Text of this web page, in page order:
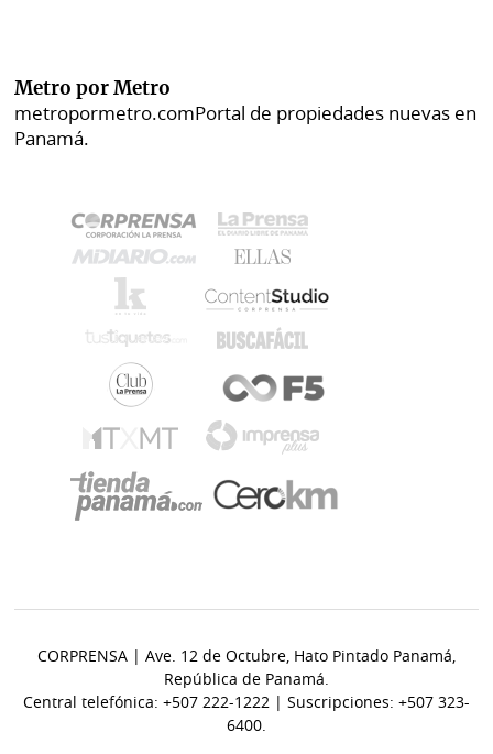
Metro por Metro
metropormetro.comPortal de propiedades nuevas en
Panamá.
CORPRENSA | Ave. 12 de Octubre, Hato Pintado Panamá,
República de Panamá.
Central telefónica: +507 222-1222 | Suscripciones: +507 323-
6400.